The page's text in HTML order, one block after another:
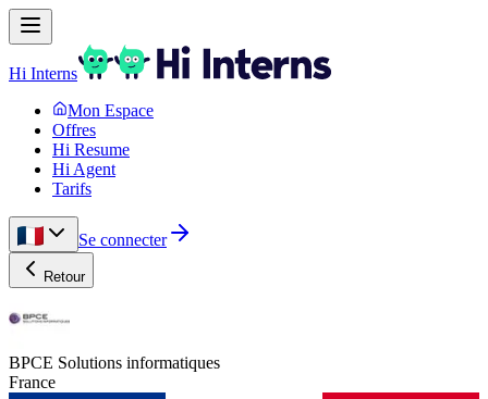
Hi Interns
Mon Espace
Offres
Hi Resume
Hi Agent
Tarifs
Se connecter
Retour
BPCE Solutions informatiques
France